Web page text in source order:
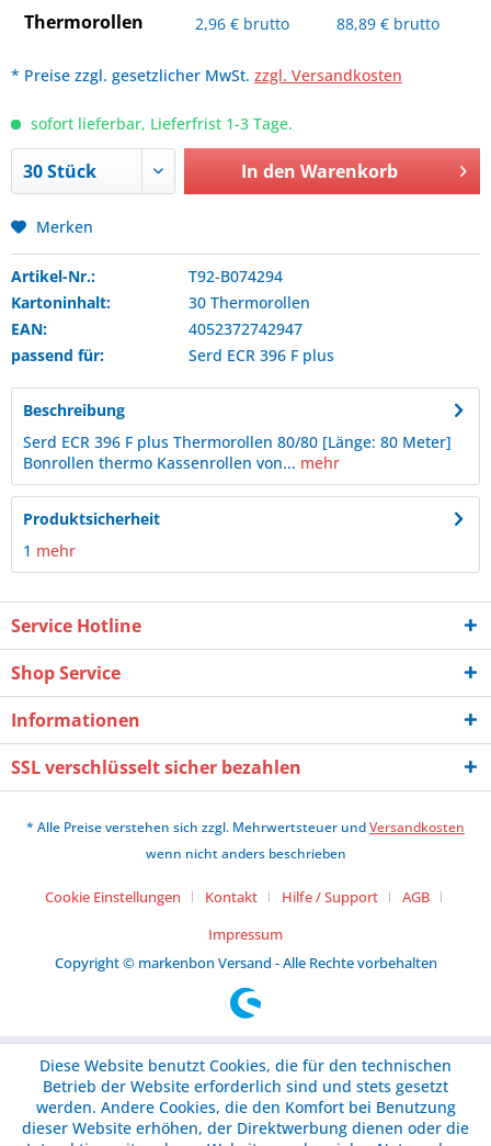
Thermorollen
2,96 € brutto 88,89 € brutto
* Preise zzgl. gesetzlicher MwSt. zzgl. Versandkosten
sofort lieferbar, Lieferfrist 1-3 Tage.
In den Warenkorb
Merken
Artikel-Nr.:
T92-B074294
Kartoninhalt:
30 Thermorollen
EAN:
4052372742947
passend für:
Serd ECR 396 F plus
Beschreibung
Serd ECR 396 F plus Thermorollen 80/80 [Länge: 80 Meter]
Bonrollen thermo Kassenrollen von... mehr
Produktsicherheit
1 mehr
Service Hotline
Shop Service
Informationen
SSL verschlüsselt sicher bezahlen
* Alle Preise verstehen sich zzgl. Mehrwertsteuer undVersandkosten
wenn nicht anders beschrieben
Cookie Einstellungen Kontakt Hilfe / Support
AGB
Impressum
Copyright © markenbon Versand - Alle Rechte vorbehalten
Diese Website benutzt Cookies, die für den technischen
Betrieb der Website erforderlich sind und stets gesetzt
werden. Andere Cookies, die den Komfort bei Benutzung
dieser Website erhöhen, der Direktwerbung dienen oder die